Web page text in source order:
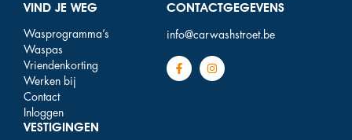
VIND JE WEG
Wasprogramma’s
Waspas
Vriendenkorting
Werken bij
Contact
Inloggen
VESTIGINGEN
CONTACTGEGEVENS
info@carwashstroet.be